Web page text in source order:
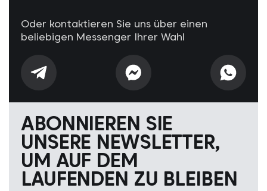
Oder kontaktieren Sie uns über einen
beliebigen Messenger Ihrer Wahl
ABONNIEREN SIE
UNSERE NEWSLETTER,
UM AUF DEM
LAUFENDEN ZU BLEIBEN